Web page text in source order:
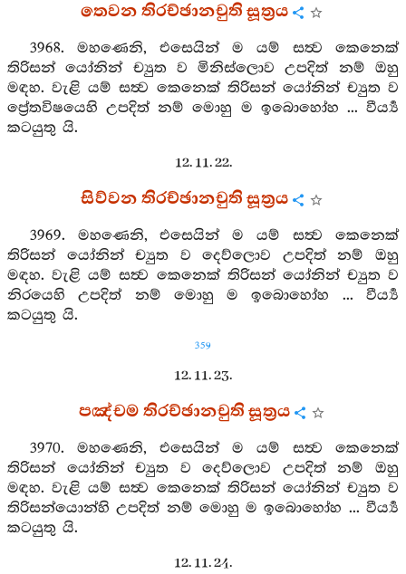
තෙවන තිරච්ඡානචුති සූත්‍රය
3968. මහණෙනි, එසෙයින් ම යම් සත්‍ව කෙනෙක්
තිරිසන් යෝනින් ච්‍යුත ව මිනිස්ලොව උපදිත් නම් ඔහු
මඳහ. වැළි යම් සත්‍ව කෙනෙක් තිරිසන් යෝනින් ච්‍යුත ව
ප්‍රේතවිෂයෙහි උපදිත් නම් මොහු ම ඉබොහෝහ ... වීර්‍ය්‍ය
කටයුතු යි.
12. 11. 22.
සිව්වන තිරච්ඡානචුති සූත්‍රය
3969. මහණෙනි, එසෙයින් ම යම් සත්‍ව කෙනෙක්
තිරිසන් යෝනින් ච්‍යුත ව දෙව්ලොව උපදිත් නම් ඔහු
මඳහ. වැළි යම් සත්‍ව කෙනෙක් තිරිසන් යෝනින් ච්‍යුත ව
නිරයෙහි උපදිත් නම් මොහු ම ඉබොහෝහ ... වීර්‍ය්‍ය
කටයුතු යි.
359
12. 11. 23.
පඤ්චම තිරච්ඡානචුති සූත්‍රය
3970. මහණෙනි, එසෙයින් ම යම් සත්‍ව කෙනෙක්
තිරිසන් යෝනින් ච්‍යුත ව දෙව්ලොව උපදිත් නම් ඔහු
මඳහ. වැළි යම් සත්‍ව කෙනෙක් තිරිසන් යෝනින් ච්‍යුත ව
තිරිසන්යොන්හි උපදිත් නම් මොහු ම ඉබොහෝහ ... වීර්‍ය්‍ය
කටයුතු යි.
12. 11. 24.